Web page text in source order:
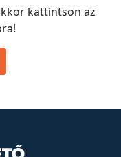
kattintson az